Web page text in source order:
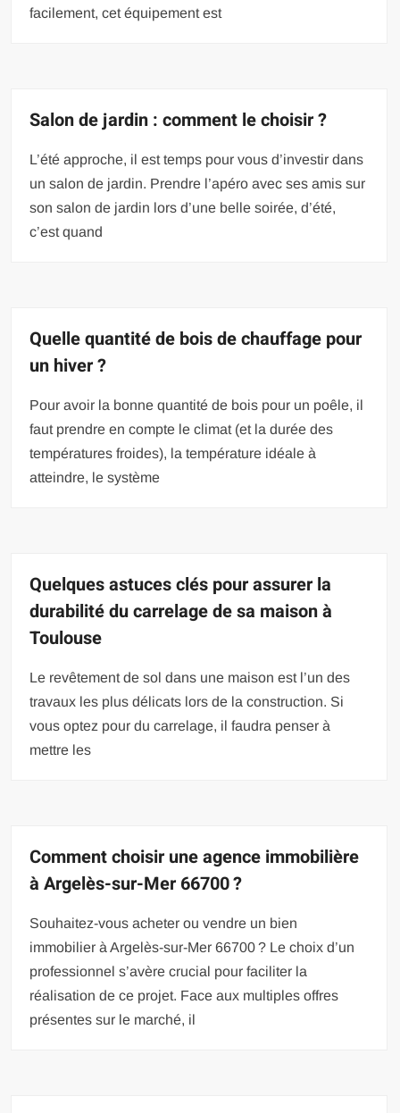
facilement, cet équipement est
Salon de jardin : comment le choisir ?
L’été approche, il est temps pour vous d’investir dans
un salon de jardin. Prendre l’apéro avec ses amis sur
son salon de jardin lors d’une belle soirée, d’été,
c’est quand
Quelle quantité de bois de chauffage pour
un hiver ?
Pour avoir la bonne quantité de bois pour un poêle, il
faut prendre en compte le climat (et la durée des
températures froides), la température idéale à
atteindre, le système
Quelques astuces clés pour assurer la
durabilité du carrelage de sa maison à
Toulouse
Le revêtement de sol dans une maison est l’un des
travaux les plus délicats lors de la construction. Si
vous optez pour du carrelage, il faudra penser à
mettre les
Comment choisir une agence immobilière
à Argelès-sur-Mer 66700 ?
Souhaitez-vous acheter ou vendre un bien
immobilier à Argelès-sur-Mer 66700 ? Le choix d’un
professionnel s’avère crucial pour faciliter la
réalisation de ce projet. Face aux multiples offres
présentes sur le marché, il